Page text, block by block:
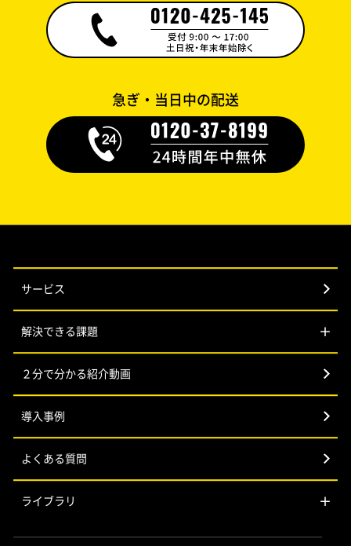
急ぎ・当日中の配送
サービス
解決できる課題
２分で分かる紹介動画
導入事例
よくある質問
ライブラリ